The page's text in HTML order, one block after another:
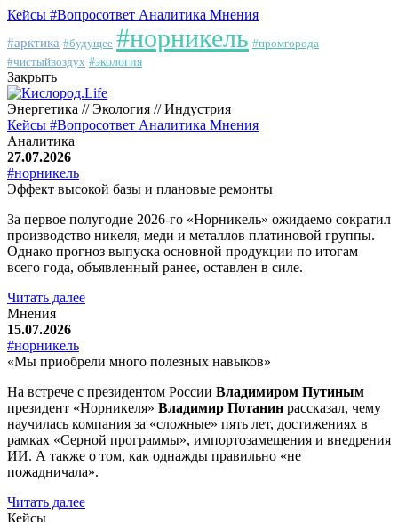
Кейсы #Вопросответ Аналитика Мнения
#арктика #будущее #норникель #промгорода
#чистыйвоздух #экология
Закрыть
Энергетика // Экология // Индустрия
Кейсы #Вопросответ Аналитика Мнения
Аналитика
27.07.2026
#норникель
Эффект высокой базы и плановые ремонты
За первое полугодие 2026-го «Норникель» ожидаемо сократил
производство никеля, меди и металлов платиновой группы.
Однако прогноз выпуска основной продукции по итогам
всего года, объявленный ранее, оставлен в силе.
Читать далее
Мнения
15.07.2026
#норникель
«Мы приобрели много полезных навыков»
На встрече с президентом России Владимиром Путиным
президент «Норникеля» Владимир Потанин рассказал, чему
научилась компания за «сложные» пять лет, достижениях в
рамках «Серной программы», импортозамещения и внедрения
ИИ. А также о том, как однажды правильно «не
пожадничала».
Читать далее
Кейсы